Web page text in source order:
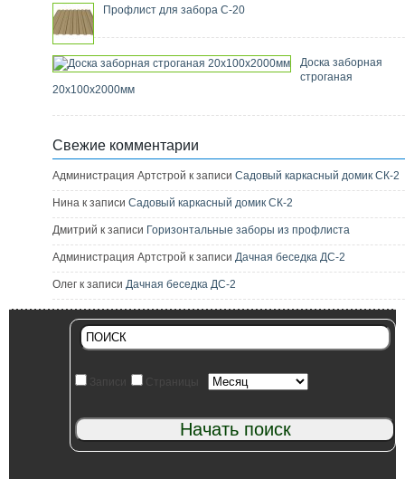
Профлист для забора С-20
Доска заборная
строганая
20х100х2000мм
Свежие комментарии
Администрация Артстрой к записи Садовый каркасный домик СК-2
Нина к записи Садовый каркасный домик СК-2
Дмитрий к записи Горизонтальные заборы из профлиста
Администрация Артстрой к записи Дачная беседка ДС-2
Олег к записи Дачная беседка ДС-2
Записи Страницы